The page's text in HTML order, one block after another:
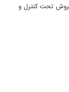
تحت کنترل و